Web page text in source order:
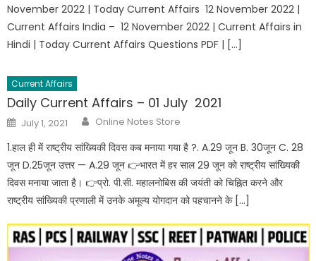
November 2022 | Today Current Affairs 12 November 2022 |
Current Affairs India – 12 November 2022 | Current Affairs in
Hindi | Today Current Affairs Questions PDF | […]
Current Affairs
Daily Current Affairs – 01 July 2021
July 1, 2021 Online Notes Store
1.हाल ही में राष्ट्रीय सांख्यिकी दिवस कब मनाया गया है ?. A.29 जून B. 30जून C. 28
जून D.25जून उत्तर — A.29 जून 👉भारत में हर साल 29 जून को राष्ट्रीय सांख्यिकी
दिवस मनाया जाता है। 👉प्रो. पी.सी. महालनोबिस की जयंती को चिह्नित करने और
राष्ट्रीय सांख्यिकी प्रणाली में उनके अमूल्य योगदान को पहचानने के […]